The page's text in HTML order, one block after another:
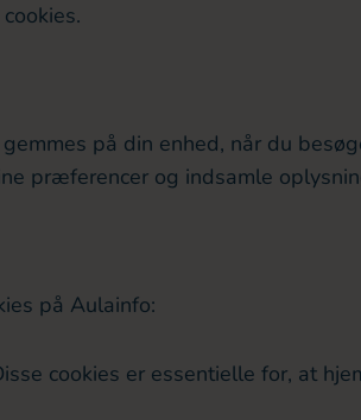
på din enhed, når du
præferencer og indsamle
på Aulainfo:
cookies er essentielle for, at